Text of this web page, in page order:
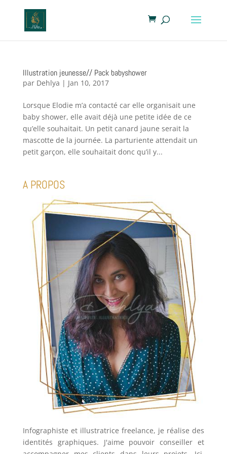
Illustration jeunesse// Pack babyshower
par Dehlya | Jan 10, 2017
Lorsque Elodie m’a contacté car elle organisait une
baby shower, elle avait déjà une petite idée de ce
qu’elle souhaitait. Un petit canard jaune serait la
mascotte de la journée. La parturiente attendait un
petit garçon, elle souhaitait donc qu’il y...
A PROPOS
Infographiste et illustratrice freelance, je réalise des
identités graphiques. J'aime pouvoir conseiller et